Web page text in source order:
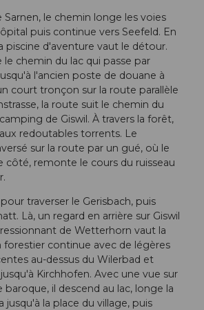
Sarnen, le chemin longe les voies
puis continue vers Seefeld. En
piscine d'aventure vaut le détour.
chemin du lac qui passe par
l'ancien poste de douane à
court tronçon sur la route parallèle
la route suit le chemin du
de Giswil. À travers la forêt,
redoutables torrents. Le
sur la route par un gué, où le
côté, remonte le cours du ruisseau
traverser le Gerisbach, puis
Là, un regard en arrière sur Giswil
de Wetterhorn vaut la
forestier continue avec de légères
au-dessus du Wilerbad et
Kirchhofen. Avec une vue sur
baroque, il descend au lac, longe la
jusqu'à la place du village, puis